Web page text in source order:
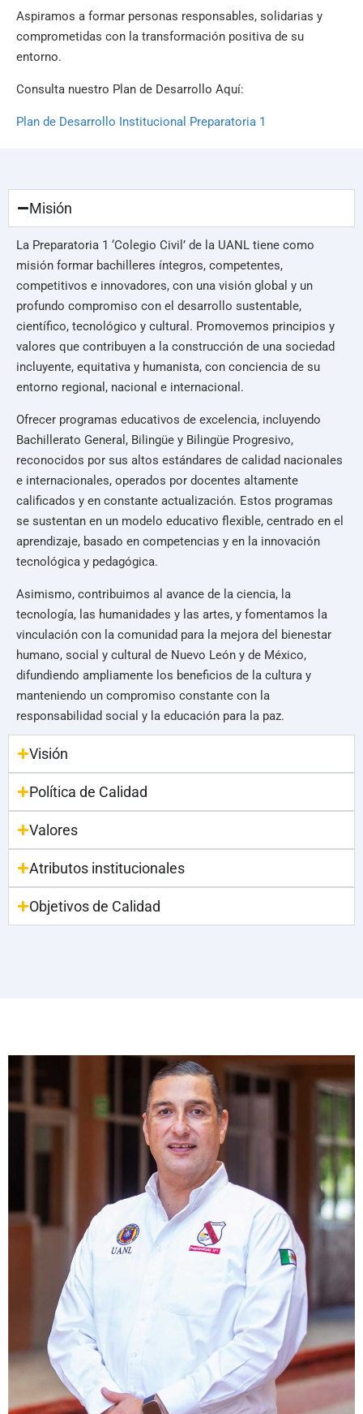
Aspiramos a formar personas responsables, solidarias y
comprometidas con la transformación positiva de su
entorno.
Consulta nuestro Plan de Desarrollo Aquí:
Plan de Desarrollo Institucional Preparatoria 1
Misión
La Preparatoria 1 ‘Colegio Civil’ de la UANL tiene como
misión formar bachilleres íntegros, competentes,
competitivos e innovadores, con una visión global y un
profundo compromiso con el desarrollo sustentable,
científico, tecnológico y cultural. Promovemos principios y
valores que contribuyen a la construcción de una sociedad
incluyente, equitativa y humanista, con conciencia de su
entorno regional, nacional e internacional.
Ofrecer programas educativos de excelencia, incluyendo
Bachillerato General, Bilingüe y Bilingüe Progresivo,
reconocidos por sus altos estándares de calidad nacionales
e internacionales, operados por docentes altamente
calificados y en constante actualización. Estos programas
se sustentan en un modelo educativo flexible, centrado en el
aprendizaje, basado en competencias y en la innovación
tecnológica y pedagógica.
Asimismo, contribuimos al avance de la ciencia, la
tecnología, las humanidades y las artes, y fomentamos la
vinculación con la comunidad para la mejora del bienestar
humano, social y cultural de Nuevo León y de México,
difundiendo ampliamente los beneficios de la cultura y
manteniendo un compromiso constante con la
responsabilidad social y la educación para la paz.
Visión
Política de Calidad
Valores
Atributos institucionales
Objetivos de Calidad